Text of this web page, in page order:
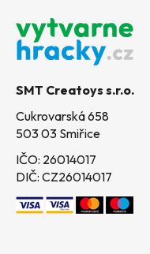
SMT Creatoys s.r.o.
Cukrovarská 658
503 03 Smiřice
IČO: 26014017
DIČ: CZ26014017